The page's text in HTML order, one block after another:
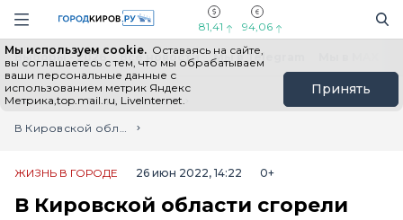
Навигация сайта
81,41 94,06
Мы используем cookie. Оставаясь на сайте,
вы соглашаетесь с тем, что мы обрабатываем
ваши персональные данные с
использованием метрик Яндекс
Метрика,top.mail.ru, LiveInternet.
Принять
Выборы - 2026 Все новости Мы в Telegram
Главная
Лента новостей
В Кировской области сгорели два дома: многодетные семьи остались без жилья
ЖИЗНЬ В ГОРОДЕ 26 июн 2022, 14:22 0+
В Кировской области сгорели